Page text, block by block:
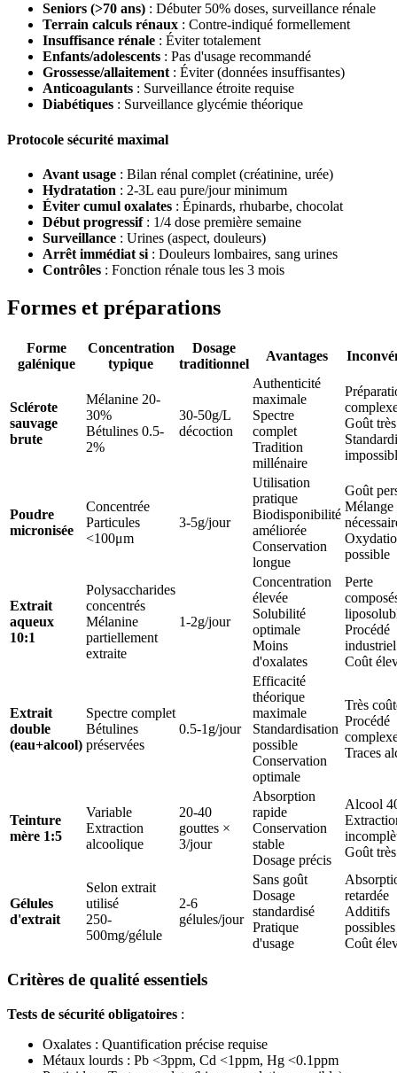
Seniors (>70 ans) : Débuter 50% doses, surveillance rénale
Terrain calculs rénaux : Contre-indiqué formellement
Insuffisance rénale : Éviter totalement
Enfants/adolescents : Pas d'usage recommandé
Grossesse/allaitement : Éviter (données insuffisantes)
Anticoagulants : Surveillance étroite requise
Diabétiques : Surveillance glycémie théorique
Protocole sécurité maximal
Avant usage : Bilan rénal complet (créatinine, urée)
Hydratation : 2-3L eau pure/jour minimum
Éviter cumul oxalates : Épinards, rhubarbe, chocolat
Début progressif: 1/4 dose première semaine
Surveillance : Urines (aspect, douleurs)
Arrêt immédiat si : Douleurs lombaires, sang urines
Contrôles : Fonction rénale tous les 3 mois
Formes et préparations
Forme
galénique
Concentration
typique
Dosage
traditionnel
Avantages
Sclérote
sauvage
brute
Mélanine 20-
30%
Bétulines 0.5-
2%
30-50g/L
décoction
Authenticité
maximale
Spectre
complet
Tradition
millénaire
Goût
Poudre
micronisée
Concentrée
Particules
<100μm
3-5g/jour
Utilisation
pratique
Biodisponibilité
améliorée
Conservation
longue
Goût
Mélange
possible
Extrait
aqueux
10:1
Polysaccharides
concentrés
Mélanine
partiellement
extraite
1-2g/jour
Concentration
élevée
Solubilité
optimale
Moins
d'oxalates
Perte
Procédé
industriel
Coût
Extrait
double
(eau+alcool)
Spectre complet
Bétulines
préservées
0.5-1g/jour
Efficacité
théorique
maximale
Standardisation
possible
Conservation
optimale
Très
Procédé
Traces
Teinture
mère 1:5
Variable
Extraction
alcoolique
20-40
gouttes ×
3/jour
Absorption
rapide
Conservation
stable
Dosage précis
Alcool
Goût
Gélules
d'extrait
Selon extrait
utilisé
250-
500mg/gélule
2-6
gélules/jour
Sans goût
Dosage
standardisé
Pratique
d'usage
retardée
Additifs
possibles
Coût
Critères de qualité essentiels
Tests de sécurité obligatoires :
Oxalates : Quantification précise requise
Métaux lourds : Pb <3ppm, Cd <1ppm, Hg <0.1ppm